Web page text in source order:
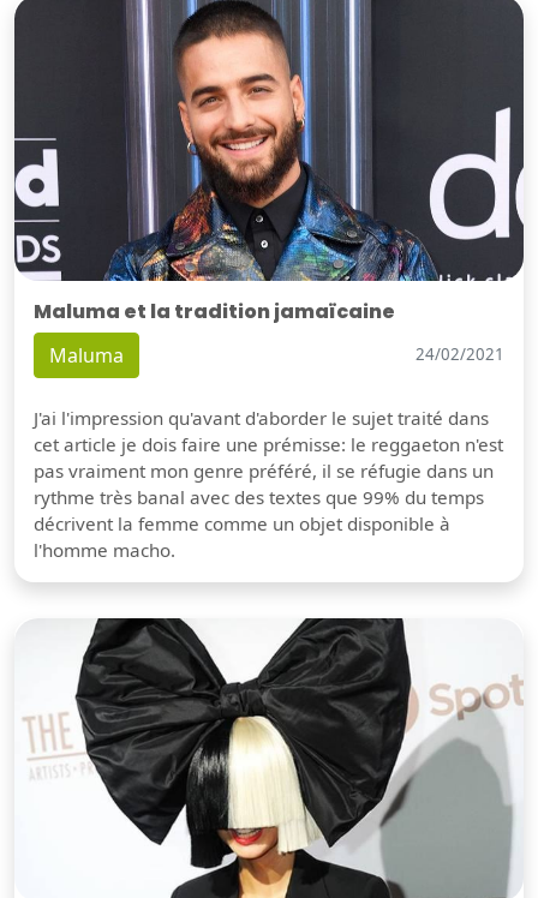
Maluma et la tradition jamaïcaine
Maluma 24/02/2021
J'ai l'impression qu'avant d'aborder le sujet traité dans
cet article je dois faire une prémisse: le reggaeton n'est
pas vraiment mon genre préféré, il se réfugie dans un
rythme très banal avec des textes que 99% du temps
décrivent la femme comme un objet disponible à
l'homme macho.